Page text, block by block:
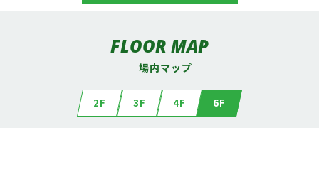
FLOOR MAP
場内マップ
2F 3F 4F 6F